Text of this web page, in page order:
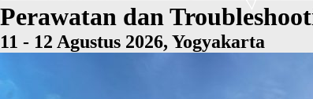
Perawatan dan
11 - 12 Agustus 2026, Yogyakarta